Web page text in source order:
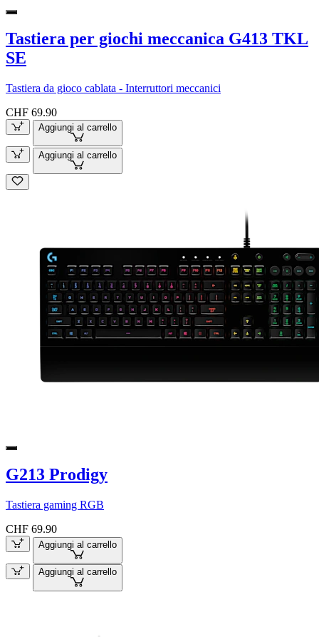
Tastiera per giochi meccanica G413 TKL
SE
Tastiera da gioco cablata - Interruttori meccanici
CHF 69.90
Aggiungi al carrello
Aggiungi al carrello
G213 Prodigy
Tastiera gaming RGB
CHF 69.90
Aggiungi al carrello
Aggiungi al carrello